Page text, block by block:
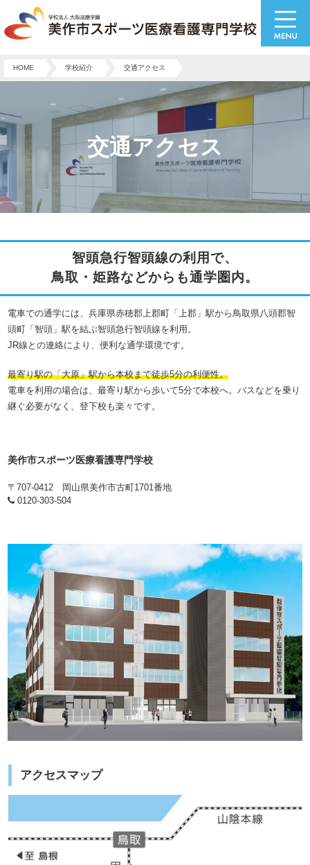
HOME 学校紹介 交通アクセス
交通アクセス
智頭急行智頭線の利用で、
鳥取・姫路などからも通学圏内。
電車での通学には、兵庫県赤穂郡上郡町「上郡」駅から鳥取県八頭郡智
頭町「智頭」駅を結ぶ智頭急行智頭線を利用。
JR線との連絡により、便利な通学環境です。
最寄り駅の「大原」駅から本校まで徒歩5分の利便性。
電車を利用の場合は、最寄り駅から歩いて5分で本校へ。バスなどを乗り
継ぐ必要がなく、登下校も楽々です。
美作市スポーツ医療看護専門学校
〒707-0412 岡山県美作市古町1701番地
0120-303-504
アクセスマップ